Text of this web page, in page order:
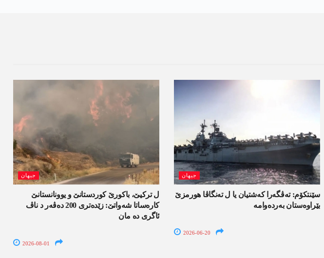
جیھان
ل ترکیێ، باکورێ کوردستانێ و یوونانستانێ
کارەساتا شەواتێ: زێدەتری 200 دەڤەر د ناڤ
ئاگری دە مان
2026-08-01
جیھان
سێنتکۆم: تەڤگەرا کەشتیان یا ل تەنگاڤا ھورمزێ
بێراوەستان بەردەوامە
2026-06-20